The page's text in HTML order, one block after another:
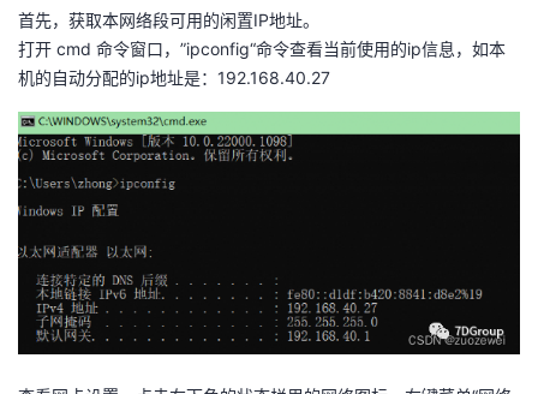
客
论
坛
的
圈
子
我
的
直
播
我
的
活
动
我
的
关
注
我
的
开
我
的
Programs
我
的
首先，获取本网络段可用的闲置IP地址。
打开 cmd 命令窗口，”ipconfig“命令查看当前使用的ip信息，如本
机的自动分配的ip地址是：192.168.40.27